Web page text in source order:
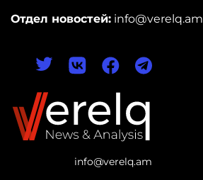
info@verelq.am
Отдел новостей: info@verelq.am